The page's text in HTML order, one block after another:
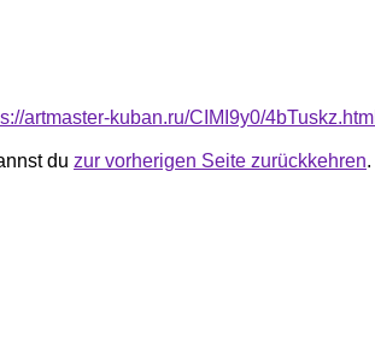
artmaster-kuban.ru/CIMI9y0/4bTuskz.html
du zur vorherigen Seite zurückkehren.